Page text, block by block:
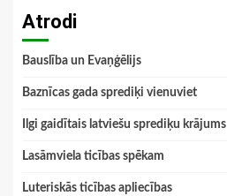
Atrodi
Bauslība un Evaņģēlijs
Baznīcas gada sprediķi vienuviet
Ilgi gaidītais latviešu sprediķu krājums
Lasāmviela ticības spēkam
Luteriskās ticības apliecības